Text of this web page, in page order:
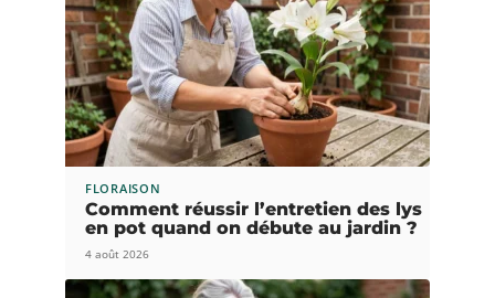
FLORAISON
Comment réussir l’entretien des lys
en pot quand on débute au jardin ?
4 août 2026